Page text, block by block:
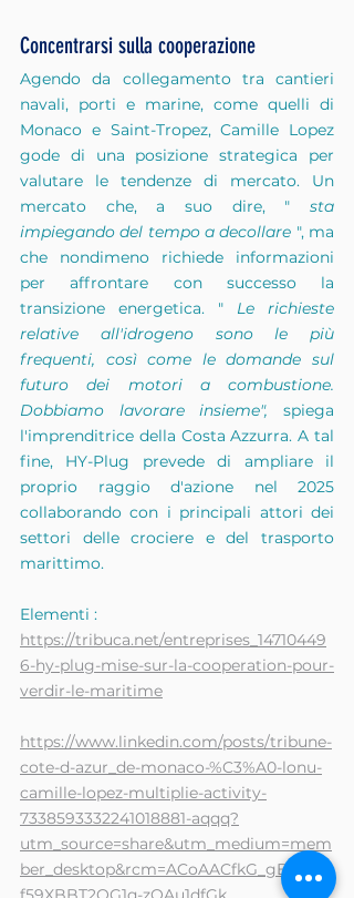
Concentrarsi sulla cooperazione
Agendo da collegamento tra cantieri
navali, porti e marine, come quelli di
Monaco e Saint-Tropez, Camille Lopez
gode di una posizione strategica per
valutare le tendenze di mercato. Un
mercato che, a suo dire, "
sta
impiegando del tempo a decollare ", ma
che nondimeno richiede informazioni
per affrontare con successo la
transizione energetica. "
Le richieste
relative all'idrogeno sono le più
frequenti, così come le domande sul
futuro dei motori a combustione.
Dobbiamo lavorare insieme",
spiega
l'imprenditrice della Costa Azzurra. A tal
fine, HY-Plug prevede di ampliare il
proprio raggio d'azione nel 2025
collaborando con i principali attori dei
settori delle crociere e del trasporto
marittimo.
Elementi :
https://tribuca.net/entreprises_14710449
6-hy-plug-mise-sur-la-cooperation-pour-
verdir-le-maritime
https://www.linkedin.com/posts/tribune-
cote-d-azur_de-monaco-%C3%A0-lonu-
camille-lopez-multiplie-activity-
7338593332241018881-aqqq?
utm_source=share&utm_medium=mem
ber_desktop&rcm=ACoAACfkG_gBc0Zg-